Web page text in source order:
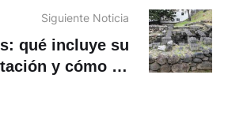
Siguiente Noticia
qué incluye su
y cómo se